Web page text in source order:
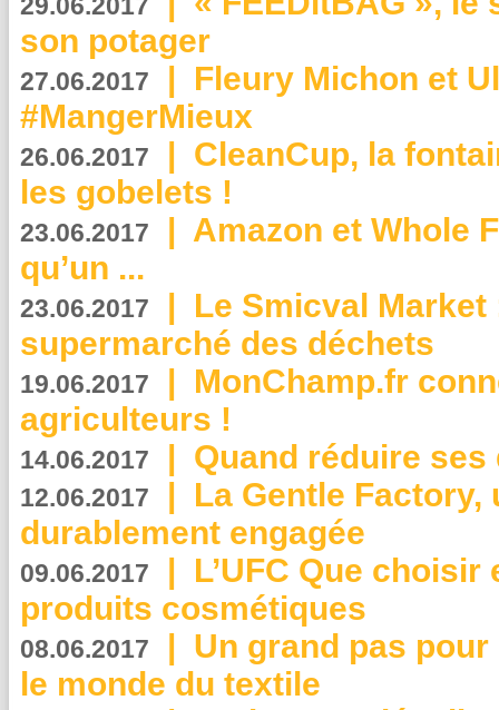
son potager
27.06.2017 | Fleury Michon et
#MangerMieux
26.06.2017 | CleanCup, la
les gobelets !
23.06.2017 | Amazon et Whole
qu’un ...
23.06.2017 | Le Smicval
supermarché des déchets
19.06.2017 | MonChamp.fr
agriculteurs !
14.06.2017 | Quand réduire
12.06.2017 | La Gentle
durablement engagée
09.06.2017 | L’UFC Que
produits cosmétiques
08.06.2017 | Un grand pas
le monde du textile